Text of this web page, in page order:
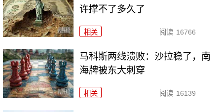
许撑不了多久了
相关 阅读 16766
马科斯两线溃败：沙拉稳了，南
海牌被东大刺穿
相关 阅读 16139